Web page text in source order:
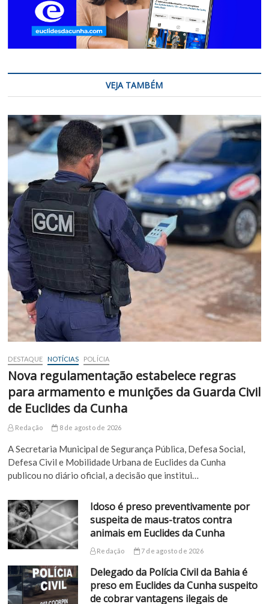
VEJA TAMBÉM
DESTAQUE NOTÍCIAS POLÍCIA
Nova regulamentação estabelece regras
para armamento e munições da Guarda Civil
de Euclides da Cunha
Redação 8 de agosto de 2026
A Secretaria Municipal de Segurança Pública, Defesa Social,
Defesa Civil e Mobilidade Urbana de Euclides da Cunha
publicou no diário oficial, a decisão que institui…
Idoso é preso preventivamente por
suspeita de maus-tratos contra
animais em Euclides da Cunha
Redação 7 de agosto de 2026
Delegado da Polícia Civil da Bahia é
preso em Euclides da Cunha suspeito
de cobrar vantagens ilegais de